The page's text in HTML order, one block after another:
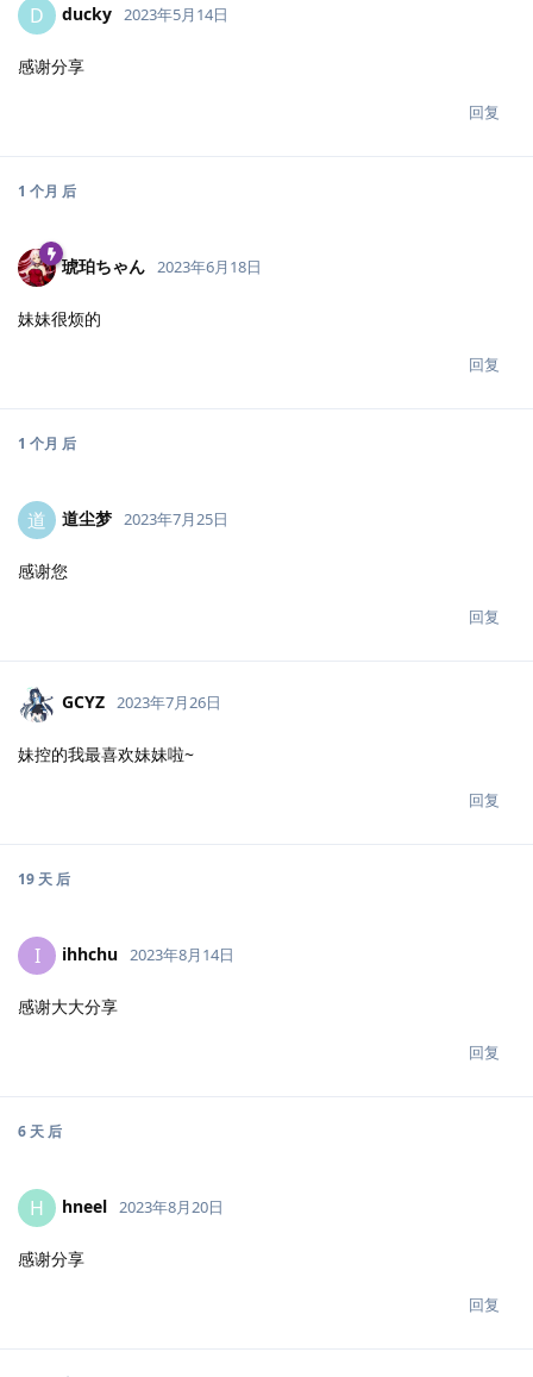
D ducky 2023年5月14日
感谢分享
回复
1 个月 后
琥珀ちゃん 2023年6月18日
妹妹很烦的
回复
1 个月 后
道 道尘梦 2023年7月25日
感谢您
回复
GCYZ 2023年7月26日
妹控的我最喜欢妹妹啦~
回复
19 天 后
I ihhchu 2023年8月14日
感谢大大分享
回复
6 天 后
H hneel 2023年8月20日
感谢分享
回复